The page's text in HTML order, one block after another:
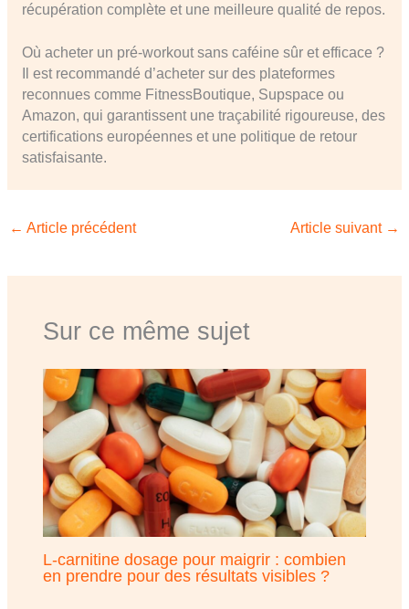
récupération complète et une meilleure qualité de repos.
Où acheter un pré-workout sans caféine sûr et efficace ?
Il est recommandé d’acheter sur des plateformes
reconnues comme FitnessBoutique, Supspace ou
Amazon, qui garantissent une traçabilité rigoureuse, des
certifications européennes et une politique de retour
satisfaisante.
← Article précédent Article suivant →
Sur ce même sujet
L-carnitine dosage pour maigrir : combien
en prendre pour des résultats visibles ?